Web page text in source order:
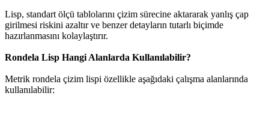
Lisp, standart ölçü tablolarını çizim sürecine aktararak yanlış çap
girilmesi riskini azaltır ve benzer detayların tutarlı biçimde
hazırlanmasını kolaylaştırır.
Rondela Lisp Hangi Alanlarda Kullanılabilir?
Metrik rondela çizim lispi özellikle aşağıdaki çalışma alanlarında
kullanılabilir: